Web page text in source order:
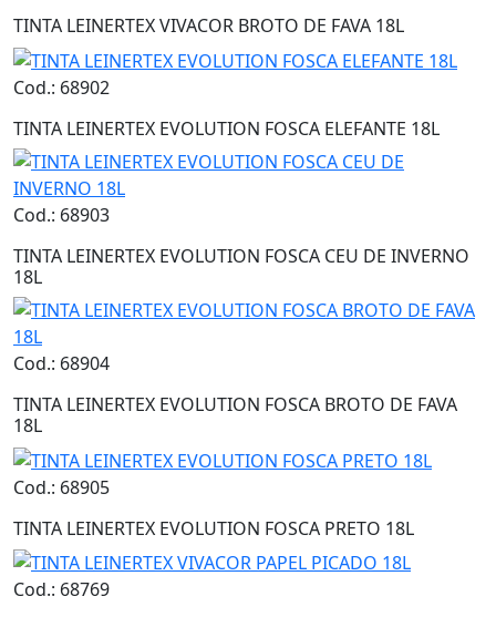
TINTA LEINERTEX VIVACOR BROTO DE FAVA 18L
Cod.: 68902
TINTA LEINERTEX EVOLUTION FOSCA ELEFANTE 18L
Cod.: 68903
TINTA LEINERTEX EVOLUTION FOSCA CEU DE INVERNO
18L
Cod.: 68904
TINTA LEINERTEX EVOLUTION FOSCA BROTO DE FAVA
18L
Cod.: 68905
TINTA LEINERTEX EVOLUTION FOSCA PRETO 18L
Cod.: 68769